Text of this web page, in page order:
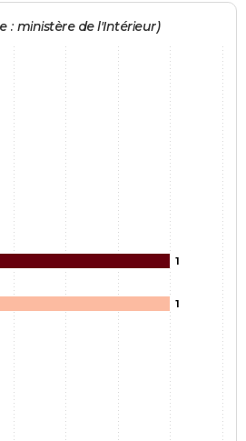
: ministère de l'Intérieur)
1
1